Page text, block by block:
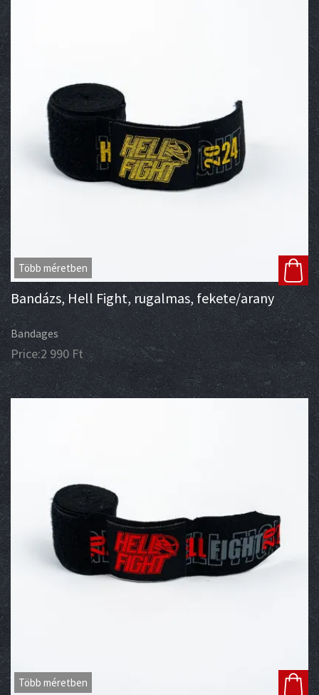
Több méretben
Bandázs, Hell Fight, rugalmas, fekete/arany
Bandages
Price:2 990Ft
Több méretben